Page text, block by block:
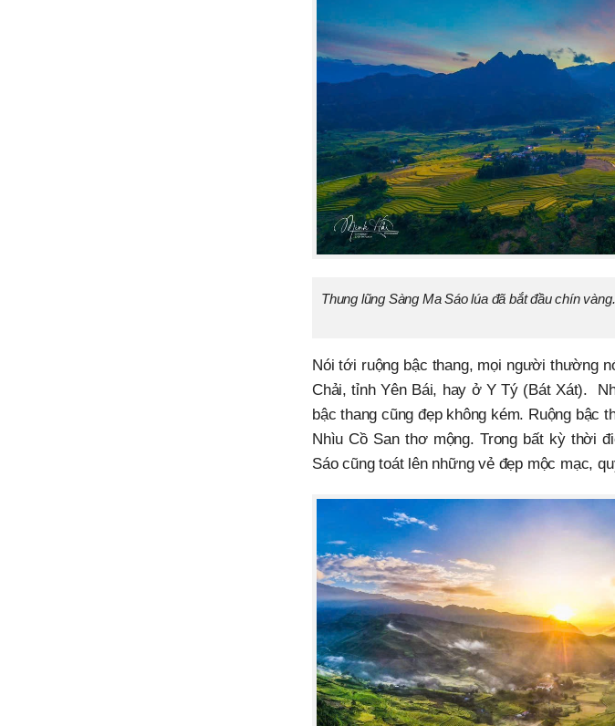
Thung lũng Sàng Ma Sáo lúa đã bắt đầu chín
Nói tới ruộng bậc thang, mọi người thường
Chải, tỉnh Yên Bái, hay ở Y Tý (Bát Xát).
bậc thang cũng đẹp không kém. Ruộng bậc
Nhìu Cồ San thơ mộng. Trong bất kỳ thời
Sáo cũng toát lên những vẻ đẹp mộc mạc,